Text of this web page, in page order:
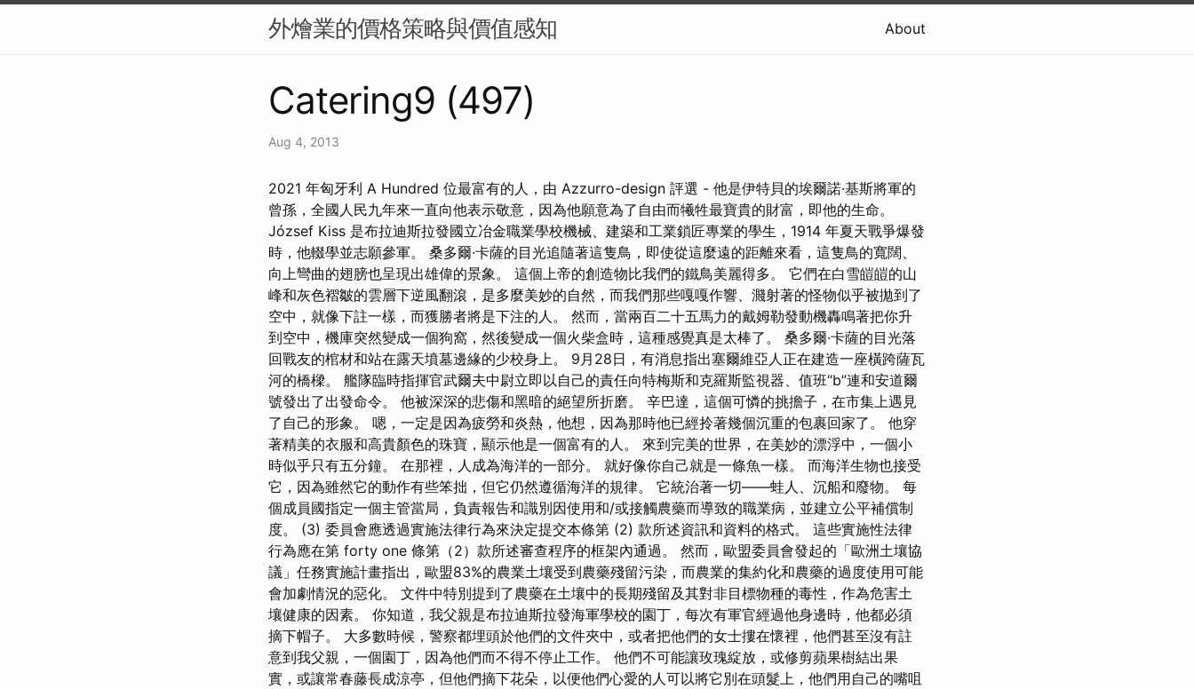
外燴業的價格策略與價值感知 About
Catering9 (497)
Aug 4, 2013
2021 年匈牙利 A Hundred 位最富有的人，由 Azzurro-design 評選 - 他是伊特貝的埃爾諾·基斯將軍的
曾孫，全國人民九年來一直向他表示敬意，因為他願意為了自由而犧牲最寶貴的財富，即他的生命。
József Kiss 是布拉迪斯拉發國立冶金職業學校機械、建築和工業鎖匠專業的學生，1914 年夏天戰爭爆發
時，他輟學並志願參軍。 桑多爾·卡薩的目光追隨著這隻鳥，即使從這麼遠的距離來看，這隻鳥的寬闊、
向上彎曲的翅膀也呈現出雄偉的景象。 這個上帝的創造物比我們的鐵鳥美麗得多。 它們在白雪皚皚的山
峰和灰色褶皺的雲層下逆風翻滾，是多麼美妙的自然，而我們那些嘎嘎作響、濺射著的怪物似乎被拋到了
空中，就像下註一樣，而獲勝者將是下注的人。 然而，當兩百二十五馬力的戴姆勒發動機轟鳴著把你升
到空中，機庫突然變成一個狗窩，然後變成一個火柴盒時，這種感覺真是太棒了。 桑多爾·卡薩的目光落
回戰友的棺材和站在露天墳墓邊緣的少校身上。 9月28日，有消息指出塞爾維亞人正在建造一座橫跨薩瓦
河的橋樑。 艦隊臨時指揮官武爾夫中尉立即以自己的責任向特梅斯和克羅斯監視器、值班“b”連和安道爾
號發出了出發命令。 他被深深的悲傷和黑暗的絕望所折磨。 辛巴達，這個可憐的挑擔子，在市集上遇見
了自己的形象。 嗯，一定是因為疲勞和炎熱，他想，因為那時他已經拎著幾個沉重的包裹回家了。 他穿
著精美的衣服和高貴顏色的珠寶，顯示他是一個富有的人。 來到完美的世界，在美妙的漂浮中，一個小
時似乎只有五分鐘。 在那裡，人成為海洋的一部分。 就好像你自己就是一條魚一樣。 而海洋生物也接受
它，因為雖然它的動作有些笨拙，但它仍然遵循海洋的規律。 它統治著一切——蛙人、沉船和廢物。 每
個成員國指定一個主管當局，負責報告和識別因使用和/或接觸農藥而導致的職業病，並建立公平補償制
度。 (3) 委員會應透過實施法律行為來決定提交本條第 (2) 款所述資訊和資料的格式。 這些實施性法律
行為應在第 forty one 條第（2）款所述審查程序的框架內通過。 然而，歐盟委員會發起的「歐洲土壤協
議」任務實施計畫指出，歐盟83%的農業土壤受到農藥殘留污染，而農業的集約化和農藥的過度使用可能
會加劇情況的惡化。 文件中特別提到了農藥在土壤中的長期殘留及其對非目標物種的毒性，作為危害土
壤健康的因素。 你知道，我父親是布拉迪斯拉發海軍學校的園丁，每次有軍官經過他身邊時，他都必須
摘下帽子。 大多數時候，警察都埋頭於他們的文件夾中，或者把他們的女士摟在懷裡，他們甚至沒有註
意到我父親，一個園丁，因為他們而不得不停止工作。 他們不可能讓玫瑰綻放，或修剪蘋果樹結出果
實，或讓常春藤長成涼亭，但他們摘下花朵，以便他們心愛的人可以將它別在頭髮上，他們用自己的嘴咀